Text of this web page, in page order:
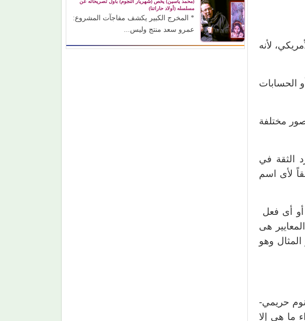
لأنه
الحسابات
مختلفة
الثقة في
لأى اسم
أى فعل
هى
وهو
نوم حريمي-
ما هى إلا
(محمد ياسين) يخص (شهريار النجوم) بأول تصريحاته عن
مسلسله (أولاد حاراتنا)
* المخرج الكبير يكشف مفاجآت المشروع:
عمرو سعد منتج وليس...